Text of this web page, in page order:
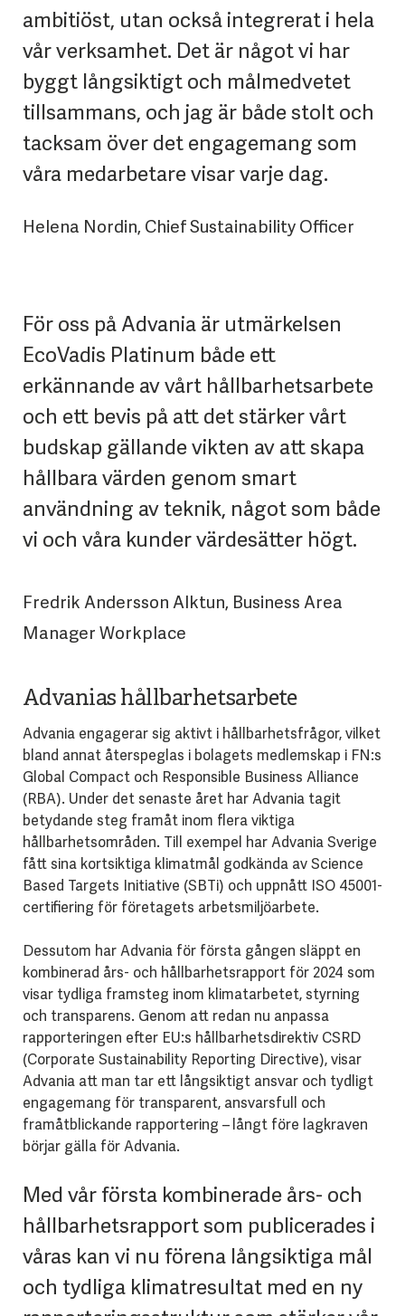
ambitiöst, utan också integrerat i hela
vår verksamhet. Det är något vi har
byggt långsiktigt och målmedvetet
tillsammans, och jag är både stolt och
tacksam över det engagemang som
våra medarbetare visar varje dag.
Helena Nordin, Chief Sustainability Officer
För oss på Advania är utmärkelsen
EcoVadis Platinum både ett
erkännande av vårt hållbarhetsarbete
och ett bevis på att det stärker vårt
budskap gällande vikten av att skapa
hållbara värden genom smart
användning av teknik, något som både
vi och våra kunder värdesätter högt.
Fredrik Andersson Alktun, Business Area
Manager Workplace
Advanias hållbarhetsarbete
Advania engagerar sig aktivt i hållbarhetsfrågor, vilket
bland annat återspeglas i bolagets medlemskap i FN:s
Global Compact och Responsible Business Alliance
(RBA). Under det senaste året har Advania tagit
betydande steg framåt inom flera viktiga
hållbarhetsområden. Till exempel har Advania Sverige
fått sina kortsiktiga klimatmål godkända av Science
Based Targets Initiative (SBTi) och uppnått ISO 45001-
certifiering för företagets arbetsmiljöarbete.
Dessutom har Advania för första gången släppt en
kombinerad års- och hållbarhetsrapport för 2024 som
visar tydliga framsteg inom klimatarbetet, styrning
och transparens. Genom att redan nu anpassa
rapporteringen efter EU:s hållbarhetsdirektiv CSRD
(Corporate Sustainability Reporting Directive), visar
Advania att man tar ett långsiktigt ansvar och tydligt
engagemang för transparent, ansvarsfull och
framåtblickande rapportering – långt före lagkraven
börjar gälla för Advania.
Med vår första kombinerade års- och
hållbarhetsrapport som publicerades i
våras kan vi nu förena långsiktiga mål
och tydliga klimatresultat med en ny